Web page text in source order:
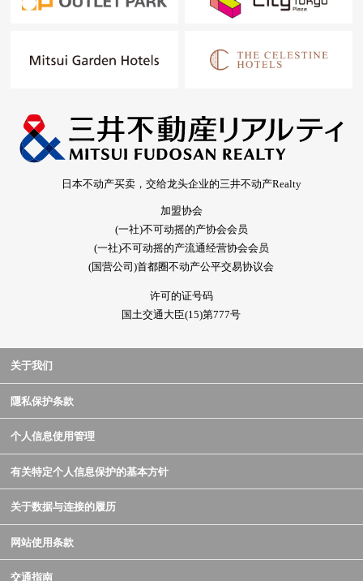
日本不动产买卖，交给龙头企业的三井不动产Realty
加盟协会
(一社)不可动摇的产协会会员
(一社)不可动摇的产流通经营协会会员
(国营公司)首都圈不动产公平交易协议会
许可的证号码
国土交通大臣(15)第777号
关于我们
隱私保护条款
个人信息使用管理
有关特定个人信息保护的基本方针
关于数据与连接的履历
网站使用条款
交通指南